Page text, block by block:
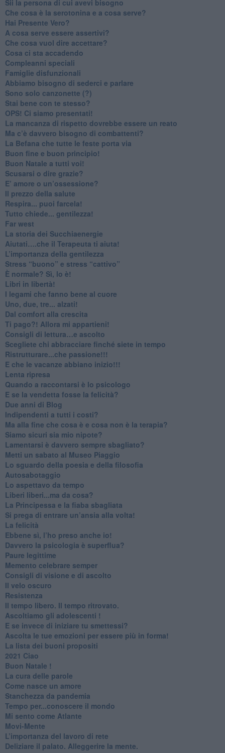
​Sii la persona di cui avevi bisogno
Che cosa è la serotonina e a cosa serve?
​Hai Presente Vero?
A cosa serve essere assertivi?
​Che cosa vuol dire accettare?
​Cosa ci sta accadendo
​Compleanni speciali
​Famiglie disfunzionali
​Abbiamo bisogno di sederci e parlare
Sono solo canzonette (?)
​Stai bene con te stesso?
​OPS! Ci siamo presentati!
​La mancanza di rispetto dovrebbe essere un reato
​Ma c’è davvero bisogno di combattenti?
​La Befana che tutte le feste porta via
Buon fine e buon principio!
​Buon Natale a tutti voi!
​Scusarsi o dire grazie?
​E’ amore o un’ossessione?
​Il prezzo della salute
​Respira... puoi farcela!
​Tutto chiede... gentilezza!
​Far west
​La storia dei Succhiaenergie
​Aiutati….che il Terapeuta ti aiuta!
​L’importanza della gentilezza
​Stress “buono” e stress “cattivo”
​È normale? Sì, lo è!
​Libri in libertà!
​I legami che fanno bene al cuore
Uno, due, tre... alzati!​
​Dal comfort alla crescita
​Ti pago?! Allora mi appartieni!​
​Consigli di lettura…e ascolto
​Scegliete chi abbracciare finché siete in tempo
​Ristrutturare...che passione!!!
​E che le vacanze abbiano inizio!!!
​Lenta ripresa
​Quando a raccontarsi è lo psicologo
​E se la vendetta fosse la felicità?
​Due anni di Blog
​Indipendenti a tutti i costi?
​Ma alla fine che cosa è e cosa non è la terapia?
​Siamo sicuri sia mio nipote?
​Lamentarsi è davvero sempre sbagliato?
​Metti un sabato al Museo Piaggio
​Lo sguardo della poesia e della filosofia
Autosabotaggio
​Lo aspettavo da tempo
​Liberi liberi...ma da cosa?
​La Principessa e la fiaba sbagliata
Si prega di entrare un’ansia alla volta!
​La felicità
​Ebbene sì, l’ho preso anche io!
​Davvero la psicologia è superflua?
Paure legittime
​Memento celebrare semper
​Consigli di visione e di ascolto
​Il velo oscuro
Resistenza
​Il tempo libero. Il tempo ritrovato.
Ascoltiamo gli adolescenti !
​E se invece di iniziare tu smettessi?
​Ascolta le tue emozioni per essere più in forma!
​La lista dei buoni propositi
2021 Ciao
Buon Natale !
​La cura delle parole
​Come nasce un amore
Stanchezza da pandemia
​Tempo per...conoscere il mondo
​Mi sento come Atlante
​Movi-Mente
​L’importanza del lavoro di rete
​Deliziare il palato. Alleggerire la mente.